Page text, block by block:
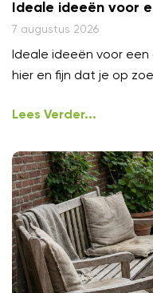
Ideale ideeën voor
7 augustus 2026
Ideale ideeën voor een
hier en fijn dat je op
Lees Verder...